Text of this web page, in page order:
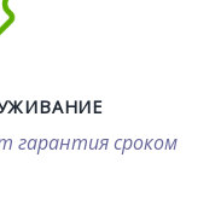
гарантия сроком